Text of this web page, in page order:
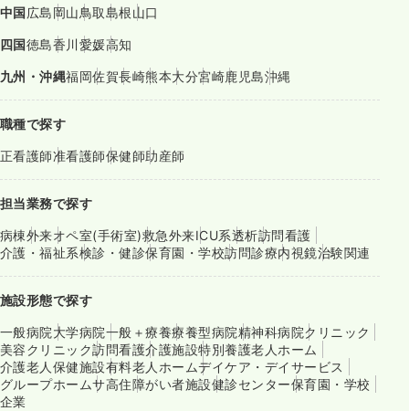
中国広島岡山鳥取島根山口
四国徳島香川愛媛高知
九州・沖縄福岡佐賀長崎熊本大分宮崎鹿児島沖縄
職種で探す
正看護師准看護師保健師助産師
担当業務で探す
病棟外来オペ室(手術室)救急外来ICU系透析訪問看護
介護・福祉系検診・健診保育園・学校訪問診療内視鏡治験関連
施設形態で探す
一般病院大学病院一般＋療養療養型病院精神科病院クリニック
美容クリニック訪問看護介護施設特別養護老人ホーム
介護老人保健施設有料老人ホームデイケア・デイサービス
グループホームサ高住障がい者施設健診センター保育園・学校
企業